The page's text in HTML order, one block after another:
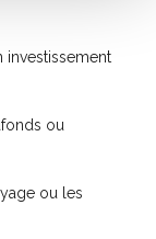
investissement
ou
ou les